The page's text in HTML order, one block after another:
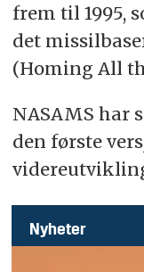
frem til 1995,
det
(Homing All
NASAMS har
den første
Nyheter